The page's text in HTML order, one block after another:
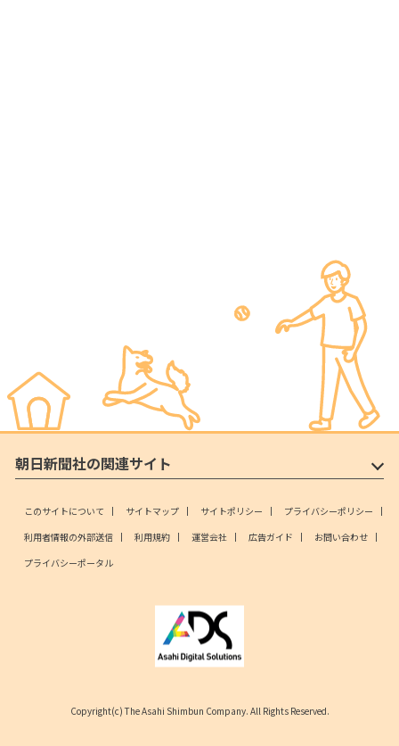
朝日新聞社の関連サイト
このサイトについて サイトマップ サイトポリシー
プライバシーポリシー
利用者情報の外部送信
利用規約 運営会社 広告ガイド
お問い合わせ
プライバシーポータル
Copyright(c) The Asahi Shimbun Company. All Rights Reserved.